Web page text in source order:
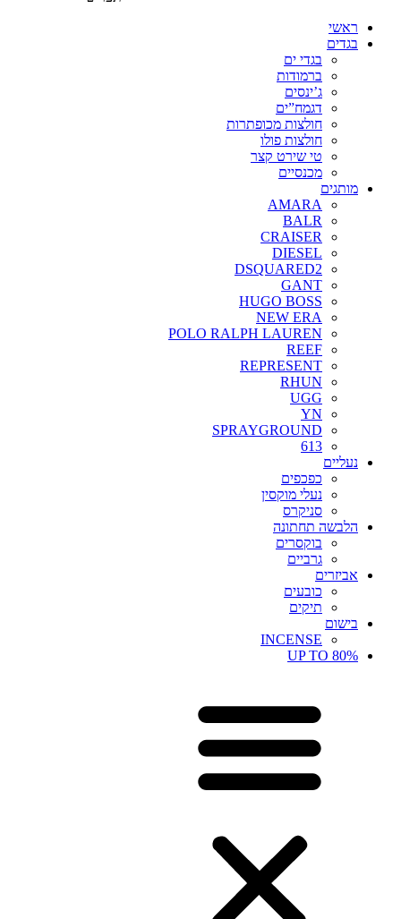
ראשי
בגדים
בגדי ים
ברמודות
ג’ינסים
דגמח”ים
חולצות מכופתרות
חולצות פולו
טי שירט קצר
מכנסיים
מותגים
AMARA
BALR
CRAISER
DIESEL
DSQUARED2
GANT
HUGO BOSS
NEW ERA
POLO RALPH LAUREN
REEF
REPRESENT
RHUN
UGG
YN
SPRAYGROUND
613
נעליים
כפכפים
נעלי מוקסין
סניקרס
הלבשה תחתונה
בוקסרים
גרביים
אביזרים
כובעים
תיקים
בישום
INCENSE
UP TO 80%